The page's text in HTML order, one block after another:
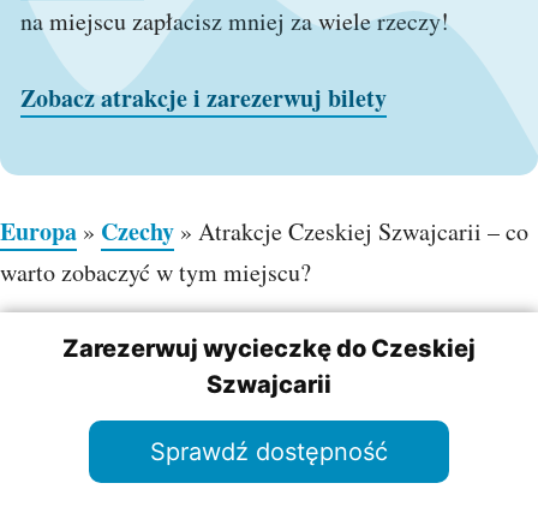
na miejscu zapłacisz mniej za wiele rzeczy!
Zobacz atrakcje i zarezerwuj bilety
Europa » Czechy » Atrakcje Czeskiej Szwajcarii – co
warto zobaczyć w tym miejscu?
Powered byGetYourGuide
Praia da Ursa (Plaża Niedźwiedzia) – perła
dzikiej natury blisko Lizbony
Plaże – Lizbona to prawdziwa gratka dla osób
Zarezerwuj wycieczkę do Czeskiej
Szwajcarii
Sprawdź dostępność